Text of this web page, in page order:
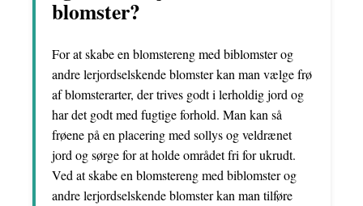
blomster?
For at skabe en blomstereng med biblomster og
andre lerjordselskende blomster kan man vælge frø
af blomsterarter, der trives godt i lerholdig jord og
har det godt med fugtige forhold. Man kan så
frøene på en placering med sollys og veldrænet
jord og sørge for at holde området fri for ukrudt.
Ved at skabe en blomstereng med biblomster og
andre lerjordselskende blomster kan man tilføre